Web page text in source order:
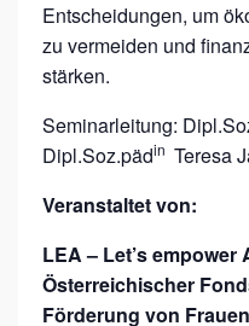
A
R
T
N
E
R
S
C
H
Entscheidungen, um
zu vermeiden und
stärken.
Seminarleitung:
Dipl.Soz.pädin Teresa
Veranstaltet von:
LEA– Let’s empower
Österreichischer
Förderung von